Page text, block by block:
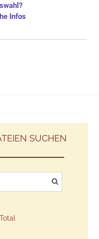
Infos
SUCHEN